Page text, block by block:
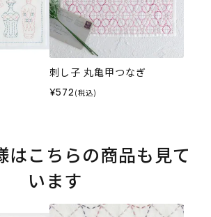
刺し子 丸亀甲つなぎ
¥572 (税込)
はこちらの商品も見て
います